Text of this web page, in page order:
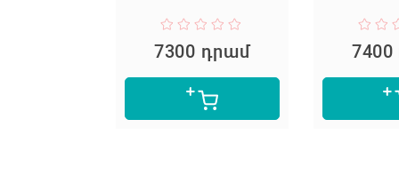
7300 դրամ